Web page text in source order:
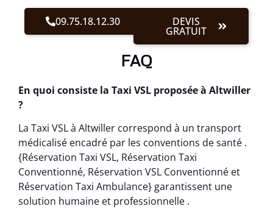
09.75.18.12.30 DEVIS
GRATUIT
FAQ
En quoi consiste la Taxi VSL proposée à Altwiller
?
La Taxi VSL à Altwiller correspond à un transport
médicalisé encadré par les conventions de santé .
{Réservation Taxi VSL, Réservation Taxi
Conventionné, Réservation VSL Conventionné et
Réservation Taxi Ambulance} garantissent une
solution humaine et professionnelle .